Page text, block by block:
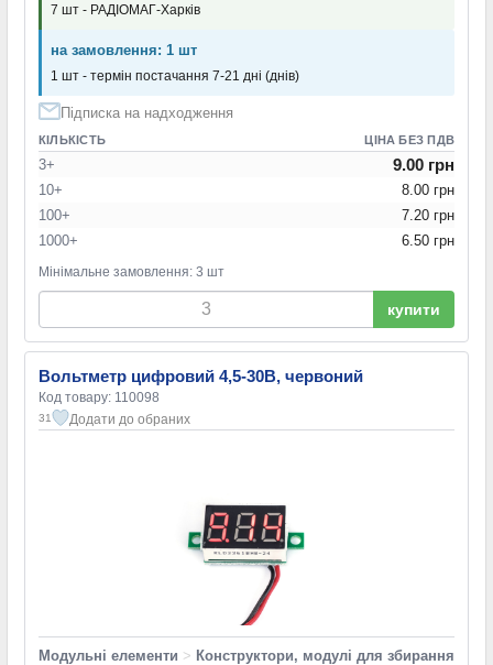
7 шт - РАДІОМАГ-Харків
на замовлення: 1 шт
1 шт - термін постачання 7-21 дні (днів)
Підписка на надходження
КІЛЬКІСТЬ ЦІНА БЕЗ ПДВ
3+ 9.00 грн
10+
8.00 грн
100+
7.20 грн
1000+
6.50 грн
Мінімальне замовлення: 3 шт
купити
Вольтметр цифровий 4,5-30В, червоний
Код товару: 110098
31 Додати до обраних
Модульні елементи > Конструктори, модулі для збирання